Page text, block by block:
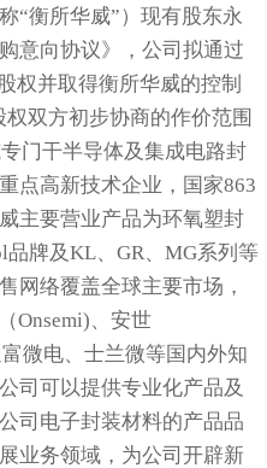
“衡所华威”）现有股东永
意向协议》，公司拟通过
权并取得衡所华威的控制
双方初步协商的作价范围
门干半导体及集成电路封
点高新技术企业，国家863
主要营业产品为环氧塑封
牌及KL、GR、MG系列等
网络覆盖全球主要市场，
Onsemi)、安世
微电、士兰微等国内外知
司可以提供专业化产品及
司电子封装材料的产品品
业务领域，为公司开辟新